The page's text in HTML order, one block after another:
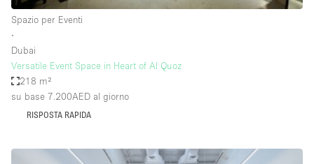
Ristorante/bar/caffè
Salone
Spazio creativo
Spazio per Eventi
Spazio per Eventi
∙
Dubai
Versatile Event Space in Heart of Al Quoz
218 m²
su base 7.200AED al giorno
RISPOSTA RAPIDA